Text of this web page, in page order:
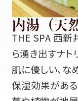
内湯（天
THE SPA 西新
ら湧き出すナ
肌に優しい、な
保湿効果がある